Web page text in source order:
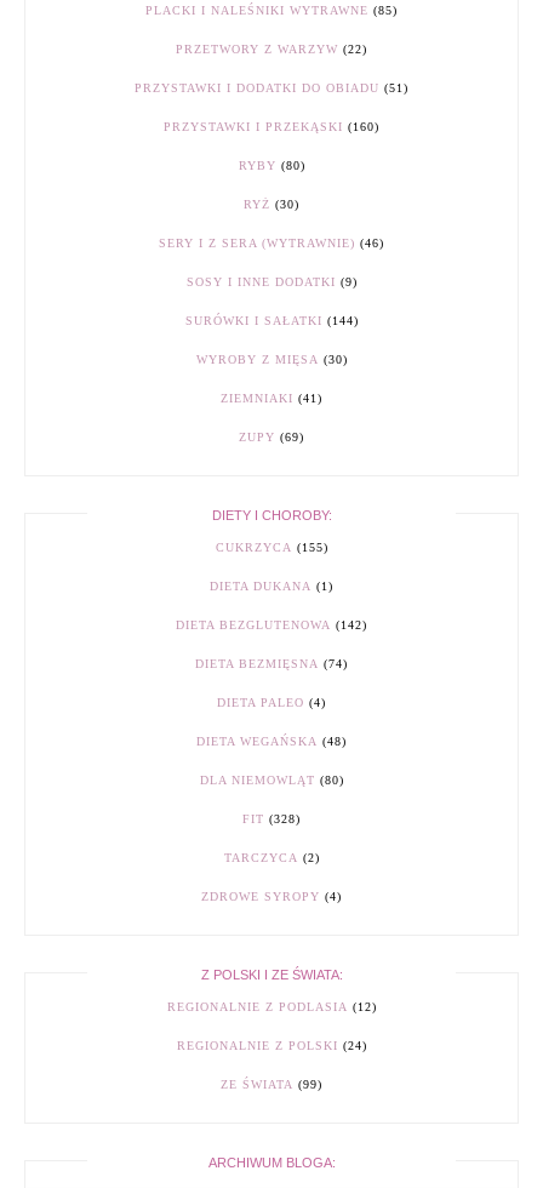
PLACKI I NALEŚNIKI WYTRAWNE (85)
PRZETWORY Z WARZYW (22)
PRZYSTAWKI I DODATKI DO OBIADU (51)
PRZYSTAWKI I PRZEKĄSKI (160)
RYBY (80)
RYŻ (30)
SERY I Z SERA (WYTRAWNIE) (46)
SOSY I INNE DODATKI (9)
SURÓWKI I SAŁATKI (144)
WYROBY Z MIĘSA (30)
ZIEMNIAKI (41)
ZUPY (69)
DIETY I CHOROBY:
CUKRZYCA (155)
DIETA DUKANA (1)
DIETA BEZGLUTENOWA (142)
DIETA BEZMIĘSNA (74)
DIETA PALEO (4)
DIETA WEGAŃSKA (48)
DLA NIEMOWLĄT (80)
FIT (328)
TARCZYCA (2)
ZDROWE SYROPY (4)
Z POLSKI I ZE ŚWIATA:
REGIONALNIE Z PODLASIA (12)
REGIONALNIE Z POLSKI (24)
ZE ŚWIATA (99)
ARCHIWUM BLOGA: